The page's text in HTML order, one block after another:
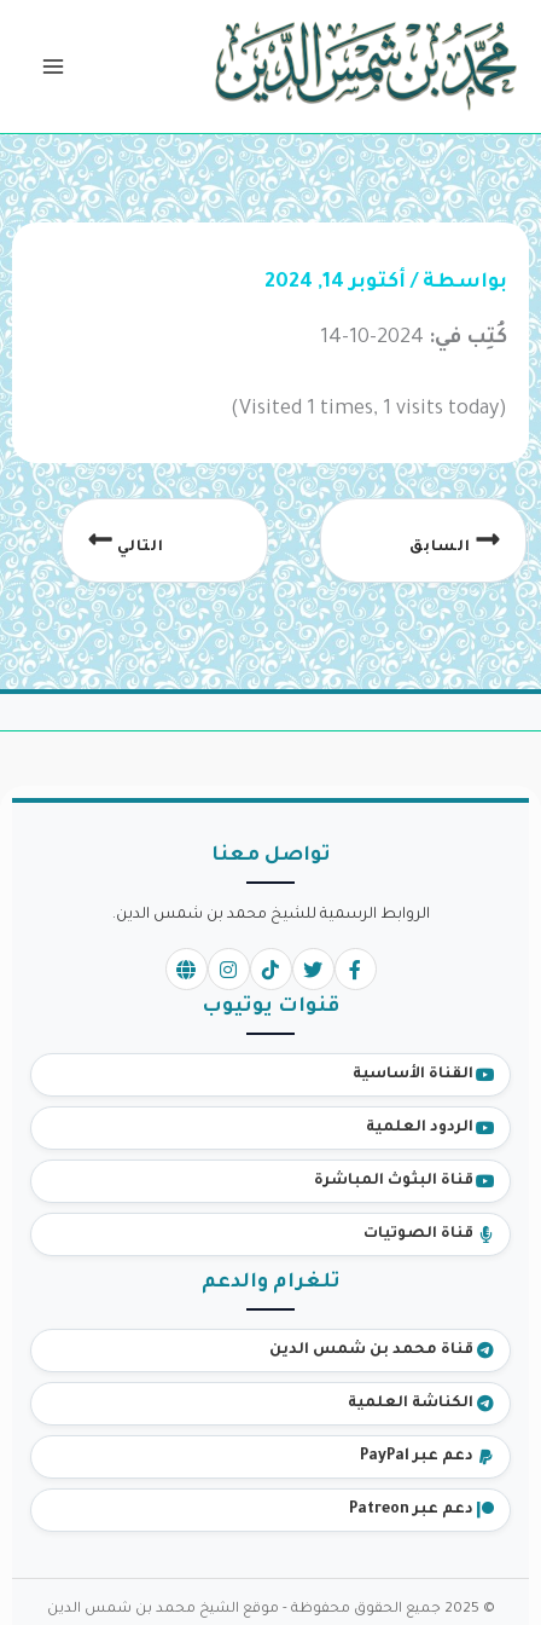
تخطي
المحتوى
بواسطة / أكتوبر 14, 2024
كُتِب في: 2024-10-14
(Visited 1 times, 1 visits today)
السابق التالي
تواصل معنا
الروابط الرسمية للشيخ محمد بن شمس الدين.
قنوات يوتيوب
القناة الأساسية
الردود العلمية
قناة البثوث المباشرة
قناة الصوتيات
تلغرام والدعم
قناة محمد بن شمس الدين
الكناشة العلمية
دعم عبر PayPal
دعم عبر Patreon
© 2025 جميع الحقوق محفوظة - موقع الشيخ محمد بن شمس الدين